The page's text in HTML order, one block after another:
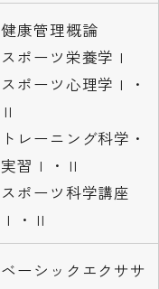
健康管理概論
スポーツ栄養学Ⅰ
スポーツ心理学Ⅰ・
Ⅱ
トレーニング科学・
実習Ⅰ・Ⅱ
スポーツ科学講座
Ⅰ・Ⅱ
ベーシックエクササ